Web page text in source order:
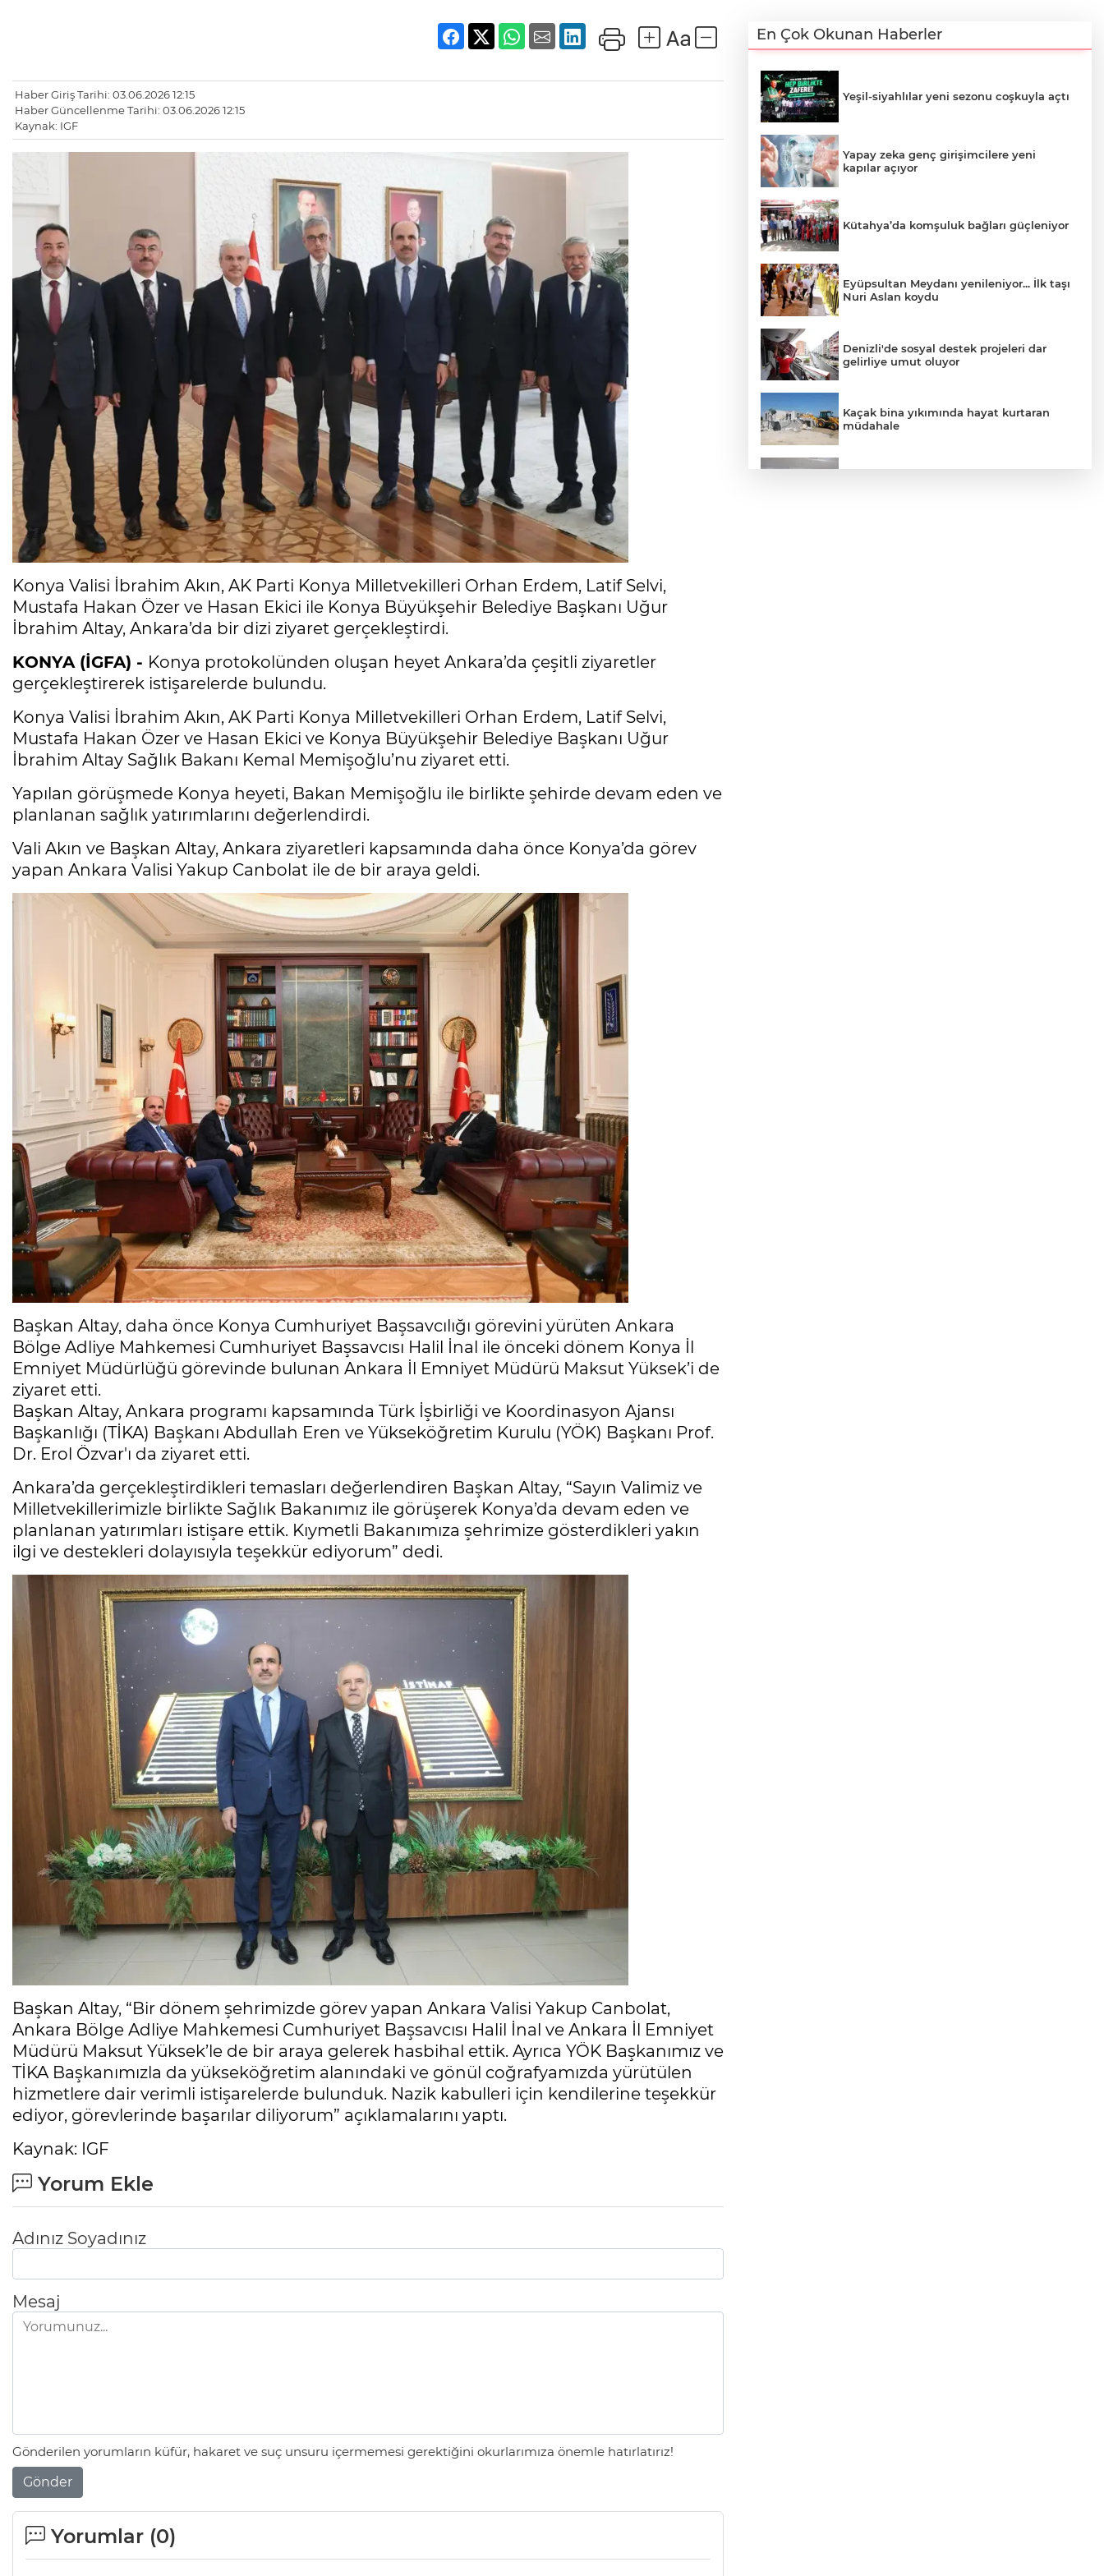
Haber Giriş Tarihi: 03.06.2026 12:15
Haber Güncellenme Tarihi: 03.06.2026 12:15
Kaynak: IGF
Konya Valisi İbrahim Akın, AK Parti Konya Milletvekilleri Orhan Erdem, Latif Selvi,
Mustafa Hakan Özer ve Hasan Ekici ile Konya Büyükşehir Belediye Başkanı Uğur
İbrahim Altay, Ankara’da bir dizi ziyaret gerçekleştirdi.
KONYA (İGFA) - Konya protokolünden oluşan heyet Ankara’da çeşitli ziyaretler
gerçekleştirerek istişarelerde bulundu.
Konya Valisi İbrahim Akın, AK Parti Konya Milletvekilleri Orhan Erdem, Latif Selvi,
Mustafa Hakan Özer ve Hasan Ekici ve Konya Büyükşehir Belediye Başkanı Uğur
İbrahim Altay Sağlık Bakanı Kemal Memişoğlu’nu ziyaret etti.
Yapılan görüşmede Konya heyeti, Bakan Memişoğlu ile birlikte şehirde devam eden ve
planlanan sağlık yatırımlarını değerlendirdi.
Vali Akın ve Başkan Altay, Ankara ziyaretleri kapsamında daha önce Konya’da görev
yapan Ankara Valisi Yakup Canbolat ile de bir araya geldi.
Başkan Altay, daha önce Konya Cumhuriyet Başsavcılığı görevini yürüten Ankara
Bölge Adliye Mahkemesi Cumhuriyet Başsavcısı Halil İnal ile önceki dönem Konya İl
Emniyet Müdürlüğü görevinde bulunan Ankara İl Emniyet Müdürü Maksut Yüksek’i de
ziyaret etti.
Başkan Altay, Ankara programı kapsamında Türk İşbirliği ve Koordinasyon Ajansı
Başkanlığı (TİKA) Başkanı Abdullah Eren ve Yükseköğretim Kurulu (YÖK) Başkanı Prof.
Dr. Erol Özvar'ı da ziyaret etti.
Ankara’da gerçekleştirdikleri temasları değerlendiren Başkan Altay, “Sayın Valimiz ve
Milletvekillerimizle birlikte Sağlık Bakanımız ile görüşerek Konya’da devam eden ve
planlanan yatırımları istişare ettik. Kıymetli Bakanımıza şehrimize gösterdikleri yakın
ilgi ve destekleri dolayısıyla teşekkür ediyorum” dedi.
Başkan Altay, “Bir dönem şehrimizde görev yapan Ankara Valisi Yakup Canbolat,
Ankara Bölge Adliye Mahkemesi Cumhuriyet Başsavcısı Halil İnal ve Ankara İl Emniyet
Müdürü Maksut Yüksek’le de bir araya gelerek hasbihal ettik. Ayrıca YÖK Başkanımız ve
TİKA Başkanımızla da yükseköğretim alanındaki ve gönül coğrafyamızda yürütülen
hizmetlere dair verimli istişarelerde bulunduk. Nazik kabulleri için kendilerine teşekkür
ediyor, görevlerinde başarılar diliyorum” açıklamalarını yaptı.
Kaynak: IGF
Yorum Ekle
Adınız Soyadınız
Mesaj
Gönderilen yorumların küfür, hakaret ve suç unsuru içermemesi gerektiğini okurlarımıza önemle hatırlatırız!
Gönder
Yorumlar (0)
En Çok Okunan Haberler
Yeşil-siyahlılar yeni sezonu coşkuyla açtı
Yapay zeka genç girişimcilere yeni
kapılar açıyor
Kütahya’da komşuluk bağları güçleniyor
Eyüpsultan Meydanı yenileniyor... İlk taşı
Nuri Aslan koydu
Denizli'de sosyal destek projeleri dar
gelirliye umut oluyor
Kaçak bina yıkımında hayat kurtaran
müdahale